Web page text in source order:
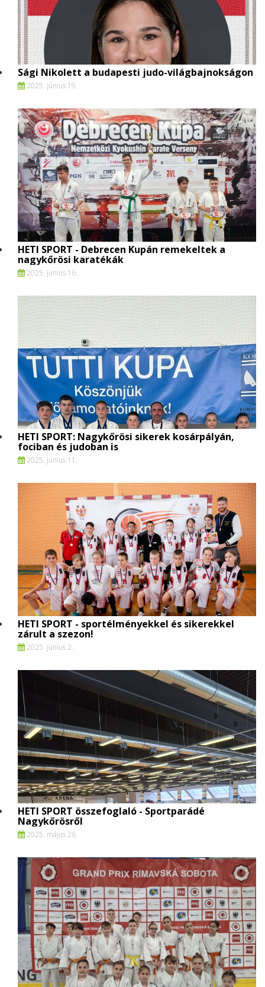
Sági Nikolett a budapesti judo-világbajnokságon
2025. június 19.
HETI SPORT - Debrecen Kupán remekeltek a
nagykőrösi karatékák
2025. június 16.
HETI SPORT: Nagykőrösi sikerek kosárpályán,
fociban és judoban is
2025. június 11.
HETI SPORT - sportélményekkel és sikerekkel
zárult a szezon!
2025. június 2.
HETI SPORT összefoglaló - Sportparádé
Nagykőrösről
2025. május 26.